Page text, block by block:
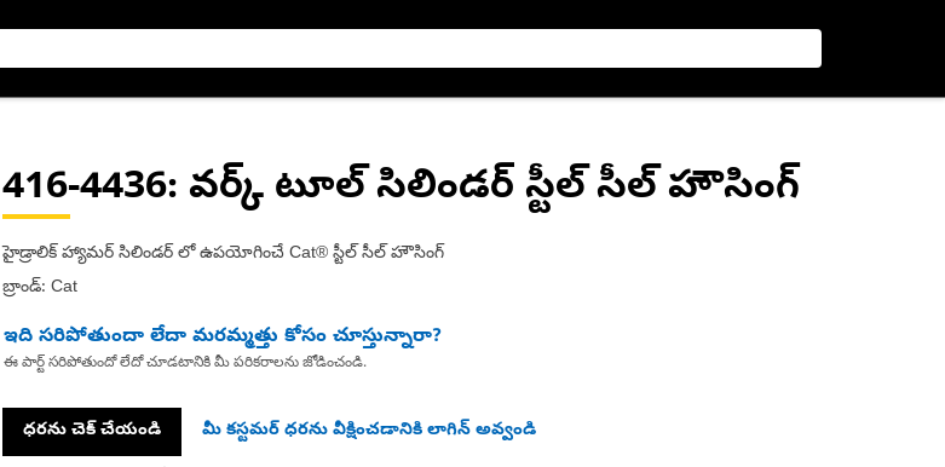
416-4436: వర్క్ టూల్ సిలిండర్ స్టీల్ సీల్ హౌసింగ్
హైడ్రాలిక్ హ్యామర్ సిలిండర్ లో ఉపయోగించే Cat® స్టీల్ సీల్ హౌసింగ్
బ్రాండ్: Cat
ఇది సరిపోతుందా లేదా మరమ్మత్తు కోసం చూస్తున్నారా?
ఈ పార్ట్ సరిపోతుందో లేదో చూడటానికి మీ పరికరాలను జోడించండి.
ధరను చెక్ చేయండి మీ కస్టమర్ ధరను వీక్షించడానికి లాగిన్ అవ్వండి